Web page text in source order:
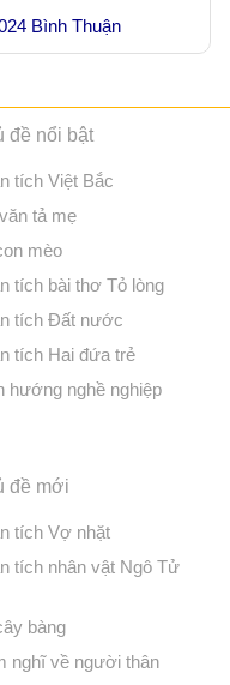
Bình Thuận
đề nổi bật
tích Việt Bắc
tả mẹ
mèo
tích bài thơ Tỏ lòng
tích Đất nước
tích Hai đứa trẻ
hướng nghề nghiệp
đề mới
tích Vợ nhặt
tích nhân vật Ngô Tử
bàng
nghĩ về người thân